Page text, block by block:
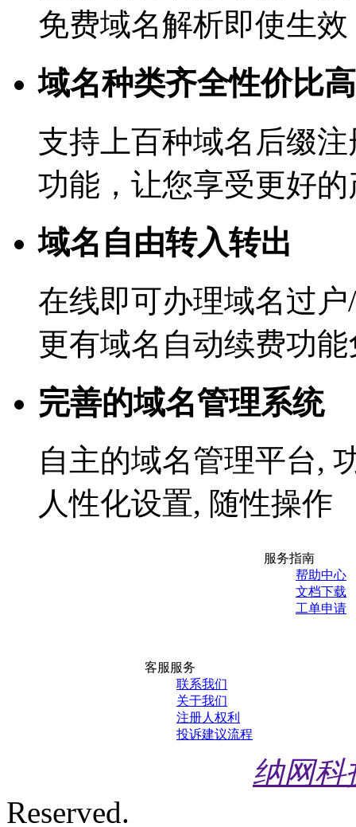
免费域名解析即使生效
域名种类齐全性价比高
支持上百种域名后缀
功能，让您享受更好
域名自由转入转出
在线即可办理域名过
更有域名自动续费功
完善的域名管理系统
自主的域名管理平台,
人性化设置, 随性操作
服务指南
帮助中心
文档下载
工单申请
客服服务
联系我们
关于我们
注册人权利
投诉建议流程
纳网
Reserved.